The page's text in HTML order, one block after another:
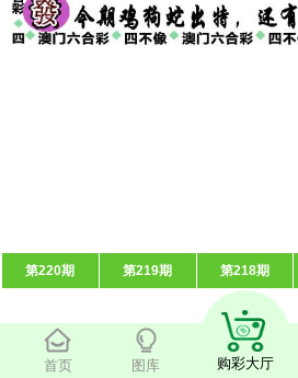
第220期 第219期 第218期
首页 图库 购彩大厅